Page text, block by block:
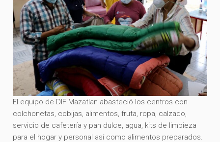
El equipo de DIF Mazatlan abasteció los centros con
colchonetas, cobijas, alimentos, fruta, ropa, calzado,
servicio de cafetería y pan dulce, agua, kits de limpieza
para el hogar y personal así como alimentos preparados.